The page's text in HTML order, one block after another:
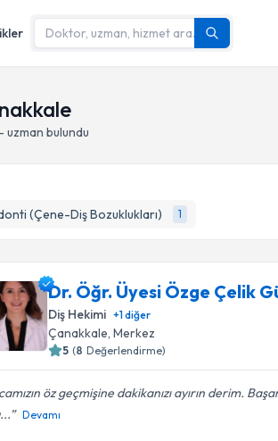
bulundu
(Çene-Diş Bozuklukları) 1
Dr. Öğr. Üyesi Özge Çelik
Diş Hekimi +1diğer
Çanakkale, Merkez
5 (8 Değerlendirme)
öz geçmişine dakikanızı ayırın derim.
Devamı